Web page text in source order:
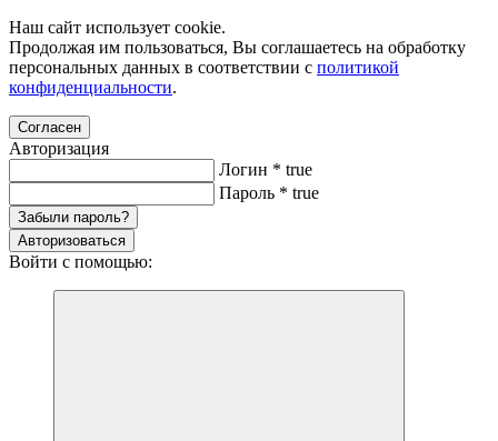
Наш сайт использует cookie.
Продолжая им пользоваться, Вы соглашаетесь на обработку
персональных данных в соответствии с политикой
конфиденциальности.
Согласен
Авторизация
Логин * true
Пароль * true
Забыли пароль?
Авторизоваться
Войти с помощью: